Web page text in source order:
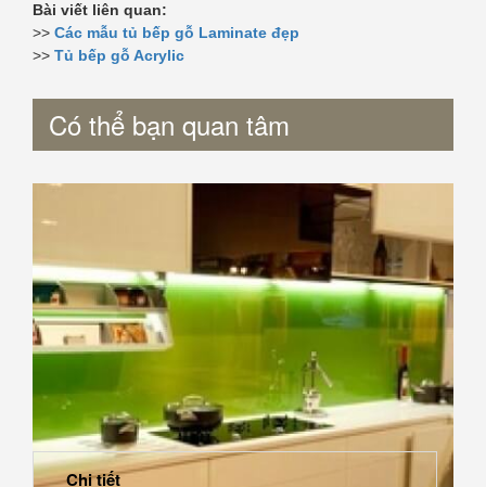
Bài viết liên quan:
>> Các mẫu tủ bếp gỗ Laminate đẹp
>> Tủ bếp gỗ Acrylic
Có thể bạn quan tâm
Chi tiết